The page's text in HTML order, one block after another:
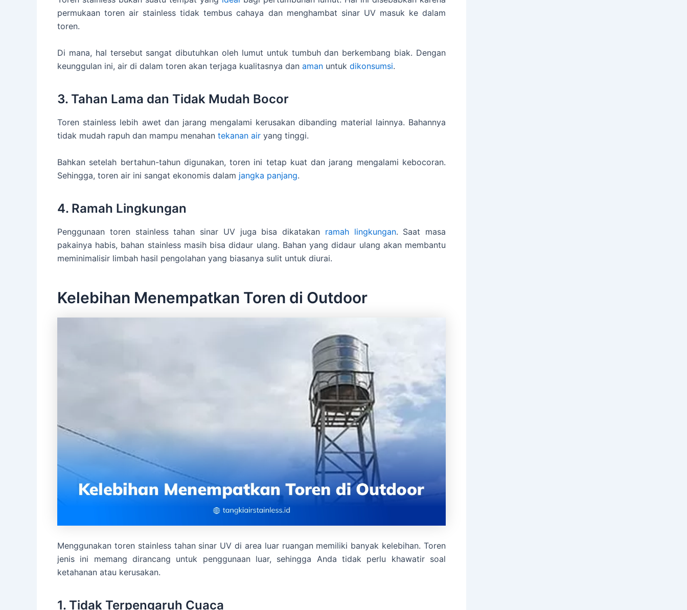
permukaan toren air stainless tidak tembus cahaya dan menghambat sinar UV masuk ke dalam
toren.
Di mana, hal tersebut sangat dibutuhkan oleh lumut untuk tumbuh dan berkembang biak. Dengan
keunggulan ini, air di dalam toren akan terjaga kualitasnya dan aman untuk dikonsumsi.
3. Tahan Lama dan Tidak Mudah Bocor
Toren stainless lebih awet dan jarang mengalami kerusakan dibanding material lainnya. Bahannya
tidak mudah rapuh dan mampu menahan tekanan air yang tinggi.
Bahkan setelah bertahun-tahun digunakan, toren ini tetap kuat dan jarang mengalami kebocoran.
Sehingga, toren air ini sangat ekonomis dalam jangka panjang.
4. Ramah Lingkungan
Penggunaan toren stainless tahan sinar UV juga bisa dikatakan ramah lingkungan. Saat masa
pakainya habis, bahan stainless masih bisa didaur ulang. Bahan yang didaur ulang akan membantu
meminimalisir limbah hasil pengolahan yang biasanya sulit untuk diurai.
Kelebihan Menempatkan Toren di Outdoor
Menggunakan toren stainless tahan sinar UV di area luar ruangan memiliki banyak kelebihan. Toren
jenis ini memang dirancang untuk penggunaan luar, sehingga Anda tidak perlu khawatir soal
ketahanan atau kerusakan.
1. Tidak Terpengaruh Cuaca